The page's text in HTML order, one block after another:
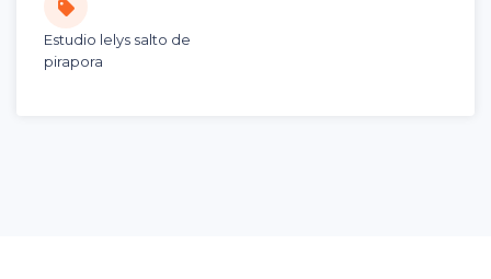
Estudio lelys salto de
pirapora